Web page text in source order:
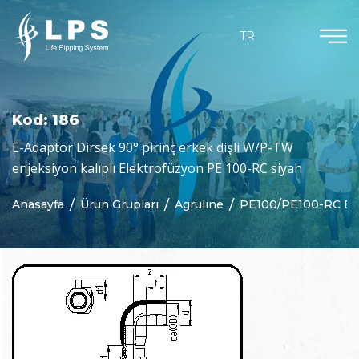
TR
Kod: 186
E-Adaptör Dirsek 90° pirinç erkek dişli W/P-TW
enjeksiyon kalıplı Elektrofüzyon PE 100-RC siyah
Anasayfa Ürün Grupları Agruline PE100/PE100-RC
Hakkımızda
Misyon & Vizyon
Neden Biz
Agruchem
Agruline
Yarı Mamul Ürünler
Purad
Özelleştirilmiş Parçalar
Jeomembranlar
Haberler
Bloglar
Kataloglar
Sertifikalar